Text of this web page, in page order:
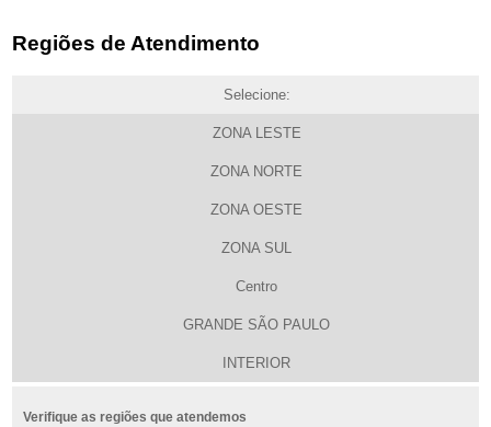
Regiões de Atendimento
Selecione:
ZONA LESTE
ZONA NORTE
ZONA OESTE
ZONA SUL
Centro
GRANDE SÃO PAULO
INTERIOR
Verifique as regiões que atendemos